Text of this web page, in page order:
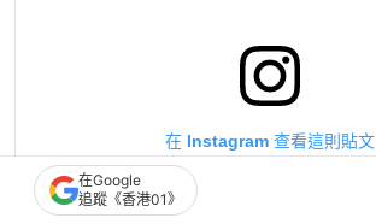
在 Instagram 查看這則貼文
在Google
追蹤《香港01》